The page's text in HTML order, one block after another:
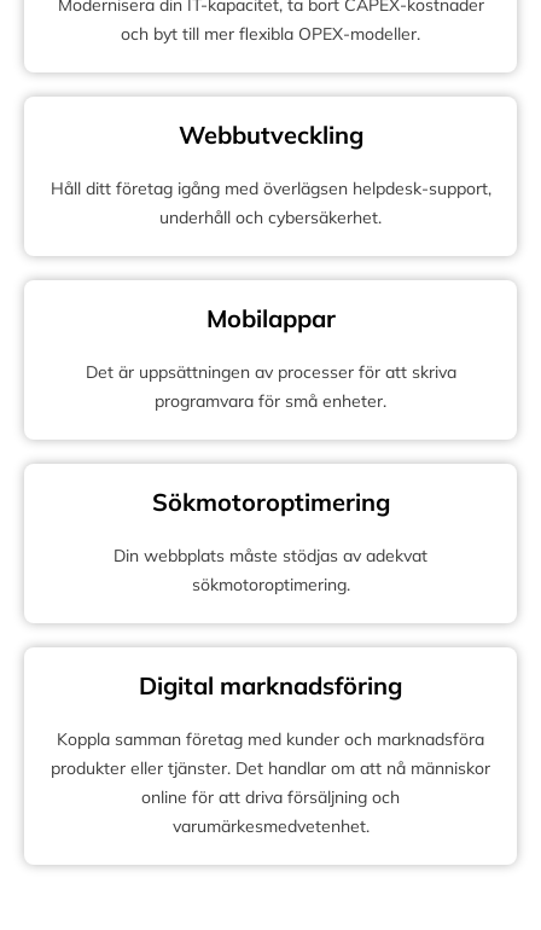
och byt till mer flexibla OPEX-modeller.
Webbutveckling
Håll ditt företag igång med överlägsen helpdesk-support,
underhåll och cybersäkerhet.
Mobilappar
Det är uppsättningen av processer för att skriva
programvara för små enheter.
Sökmotoroptimering
Din webbplats måste stödjas av adekvat
sökmotoroptimering.
Digital marknadsföring
Koppla samman företag med kunder och marknadsföra
produkter eller tjänster. Det handlar om att nå människor
online för att driva försäljning och
varumärkesmedvetenhet.